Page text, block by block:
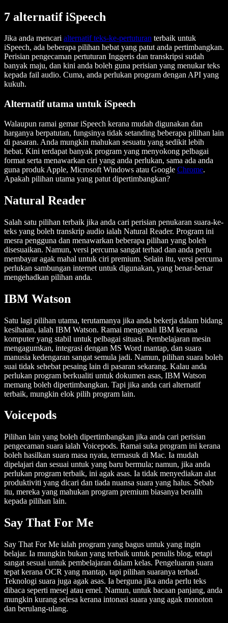
7 alternatif iSpeech
Jika anda mencari alternatif teks-ke-pertuturan terbaik untuk
iSpeech, ada beberapa pilihan hebat yang patut anda pertimbangkan.
Perisian pengecaman pertuturan Inggeris dan transkripsi sudah
banyak maju, dan kini anda boleh guna perisian yang menukar teks
kepada fail audio. Cuma, anda perlukan program dengan API yang
kukuh.
Alternatif utama untuk iSpeech
Walaupun ramai gemar iSpeech kerana mudah digunakan dan
harganya berpatutan, fungsinya tidak setanding beberapa pilihan lain
di pasaran. Anda mungkin mahukan sesuatu yang sedikit lebih
hebat. Kini terdapat banyak program yang menyokong pelbagai
format serta menawarkan ciri yang anda perlukan, sama ada anda
guna produk Apple, Microsoft Windows atau Google Chrome.
Apakah pilihan utama yang patut dipertimbangkan?
Natural Reader
Salah satu pilihan terbaik jika anda cari perisian penukaran suara-ke-
teks yang boleh transkrip audio ialah Natural Reader. Program ini
mesra pengguna dan menawarkan beberapa pilihan yang boleh
disesuaikan. Namun, versi percuma sangat terhad dan anda perlu
membayar agak mahal untuk ciri premium. Selain itu, versi percuma
perlukan sambungan internet untuk digunakan, yang benar-benar
mengehadkan pilihan anda.
IBM Watson
Satu lagi pilihan utama, terutamanya jika anda bekerja dalam bidang
kesihatan, ialah IBM Watson. Ramai mengenali IBM kerana
komputer yang stabil untuk pelbagai situasi. Pembelajaran mesin
mengagumkan, integrasi dengan MS Word mantap, dan suara
manusia kedengaran sangat semula jadi. Namun, pilihan suara boleh
suai tidak sehebat pesaing lain di pasaran sekarang. Kalau anda
perlukan program berkualiti untuk dokumen asas, IBM Watson
memang boleh dipertimbangkan. Tapi jika anda cari alternatif
terbaik, mungkin elok pilih program lain.
Voicepods
Pilihan lain yang boleh dipertimbangkan jika anda cari perisian
pengecaman suara ialah Voicepods. Ramai suka program ini kerana
boleh hasilkan suara masa nyata, termasuk di Mac. Ia mudah
dipelajari dan sesuai untuk yang baru bermula; namun, jika anda
perlukan program terbaik, ini agak asas. Ia tidak menyediakan alat
produktiviti yang dicari dan tiada nuansa suara yang halus. Sebab
itu, mereka yang mahukan program premium biasanya beralih
kepada pilihan lain.
Say That For Me
Say That For Me ialah program yang bagus untuk yang ingin
belajar. Ia mungkin bukan yang terbaik untuk penulis blog, tetapi
sangat sesuai untuk pembelajaran dalam kelas. Pengeluaran suara
tepat kerana OCR yang mantap, tapi pilihan suaranya terhad.
Teknologi suara juga agak asas. Ia berguna jika anda perlu teks
dibaca seperti mesej atau emel. Namun, untuk bacaan panjang, anda
mungkin kurang selesa kerana intonasi suara yang agak monoton
dan berulang-ulang.